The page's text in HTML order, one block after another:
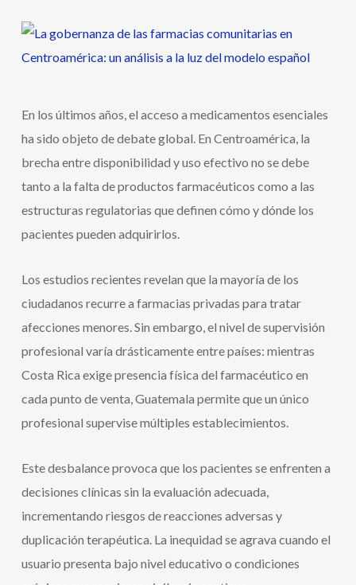
En los últimos años, el acceso a medicamentos esenciales
ha sido objeto de debate global. En Centroamérica, la
brecha entre disponibilidad y uso efectivo no se debe
tanto a la falta de productos farmacéuticos como a las
estructuras regulatorias que definen cómo y dónde los
pacientes pueden adquirirlos.
Los estudios recientes revelan que la mayoría de los
ciudadanos recurre a farmacias privadas para tratar
afecciones menores. Sin embargo, el nivel de supervisión
profesional varía drásticamente entre países: mientras
Costa Rica exige presencia física del farmacéutico en
cada punto de venta, Guatemala permite que un único
profesional supervise múltiples establecimientos.
Este desbalance provoca que los pacientes se enfrenten a
decisiones clínicas sin la evaluación adecuada,
incrementando riesgos de reacciones adversas y
duplicación terapéutica. La inequidad se agrava cuando el
usuario presenta bajo nivel educativo o condiciones